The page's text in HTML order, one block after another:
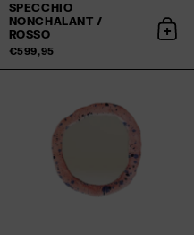
al carrello
SPECCHIO
NONCHALANT /
ROSSO
€599,95